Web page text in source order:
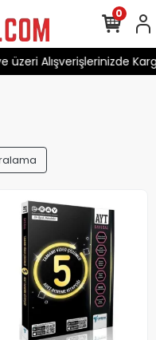
Alışverişlerinizde Kargo
0